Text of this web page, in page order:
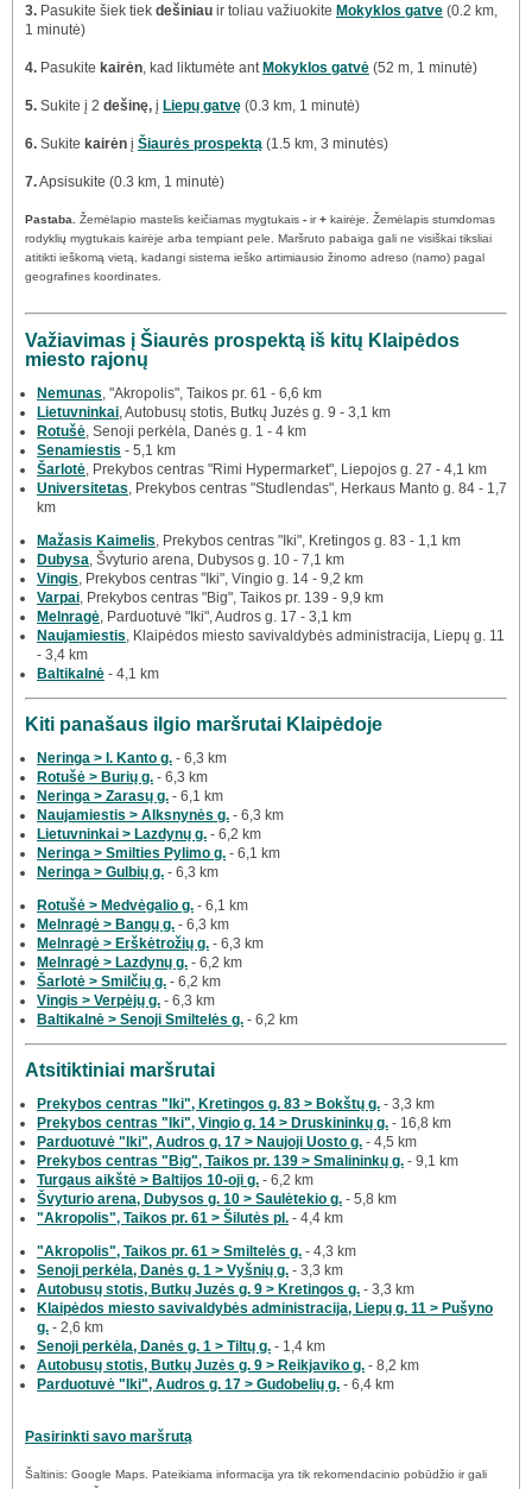
3. Pasukite šiek tiek dešiniau ir toliau važiuokite Mokyklos gatve (0.2 km,
1 minutė)
4. Pasukite kairėn, kad liktumėte ant Mokyklos gatvė (52 m, 1 minutė)
5. Sukite į 2 dešinę, į Liepų gatvę (0.3 km, 1 minutė)
6. Sukite kairėn į Šiaurės prospektą (1.5 km, 3 minutės)
7.Apsisukite (0.3 km, 1 minutė)
Pastaba. Žemėlapio mastelis keičiamas mygtukais - ir+ kairėje. Žemėlapis stumdomas
rodyklių mygtukais kairėje arba tempiant pele. Maršruto pabaiga gali ne visiškai tiksliai
atitikti ieškomą vietą, kadangi sistema ieško artimiausio žinomo adreso (namo) pagal
geografines koordinates.
Važiavimas į Šiaurės prospektą iš kitų Klaipėdos
miesto rajonų
Nemunas , "Akropolis", Taikos pr. 61 - 6,6 km
Lietuvninkai , Autobusų stotis, Butkų Juzės g. 9 - 3,1 km
Rotušė , Senoji perkėla, Danės g. 1 - 4 km
Senamiestis - 5,1 km
Šarlotė , Prekybos centras "Rimi Hypermarket", Liepojos g. 27 - 4,1 km
Universitetas , Prekybos centras "Studlendas", Herkaus Manto g. 84 - 1,7
km
Mažasis Kaimelis , Prekybos centras "Iki", Kretingos g. 83 - 1,1 km
Dubysa , Švyturio arena, Dubysos g. 10 - 7,1 km
Vingis , Prekybos centras "Iki", Vingio g. 14 - 9,2 km
Varpai , Prekybos centras "Big", Taikos pr. 139 - 9,9 km
Melnragė , Parduotuvė "Iki", Audros g. 17 - 3,1 km
Naujamiestis , Klaipėdos miesto savivaldybės administracija, Liepų g. 11
- 3,4 km
Baltikalnė - 4,1 km
Kiti panašaus ilgio maršrutai Klaipėdoje
Neringa > I. Kanto g. - 6,3 km
Rotušė > Burių g. - 6,3 km
Neringa > Zarasų g. - 6,1 km
Naujamiestis > Alksnynės g. - 6,3 km
Lietuvninkai > Lazdynų g. - 6,2 km
Neringa > Smilties Pylimo g. - 6,1 km
Neringa > Gulbių g. - 6,3 km
Rotušė > Medvėgalio g. - 6,1 km
Melnragė > Bangų g. - 6,3 km
Melnragė > Erškėtrožių g. - 6,3 km
Melnragė > Lazdynų g. - 6,2 km
Šarlotė > Smilčių g. - 6,2 km
Vingis > Verpėjų g. - 6,3 km
Baltikalnė > Senoji Smiltelės g. - 6,2 km
Atsitiktiniai maršrutai
Prekybos centras "Iki", Kretingos g. 83 > Bokštų g. - 3,3 km
Prekybos centras "Iki", Vingio g. 14 > Druskininkų g. - 16,8 km
Parduotuvė "Iki", Audros g. 17 > Naujoji Uosto g. - 4,5 km
Prekybos centras "Big", Taikos pr. 139 > Smalininkų g. - 9,1 km
Turgaus aikštė > Baltijos 10-oji g. - 6,2 km
Švyturio arena, Dubysos g. 10 > Saulėtekio g. - 5,8 km
"Akropolis", Taikos pr. 61 > Šilutės pl. - 4,4 km
"Akropolis", Taikos pr. 61 > Smiltelės g. - 4,3 km
Senoji perkėla, Danės g. 1 > Vyšnių g. - 3,3 km
Autobusų stotis, Butkų Juzės g. 9 > Kretingos g. - 3,3 km
Klaipėdos miesto savivaldybės administracija, Liepų g. 11 > Pušyno
g. - 2,6 km
Senoji perkėla, Danės g. 1 > Tiltų g. - 1,4 km
Autobusų stotis, Butkų Juzės g. 9 > Reikjaviko g. - 8,2 km
Parduotuvė "Iki", Audros g. 17 > Gudobelių g. - 6,4 km
Pasirinkti savo maršrutą
Šaltinis: Google Maps. Pateikiama informacija yra tik rekomendacinio pobūdžio ir gali